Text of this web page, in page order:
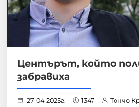
Центърът, който
забравиха
27-04-2025г. 1347 Тончо